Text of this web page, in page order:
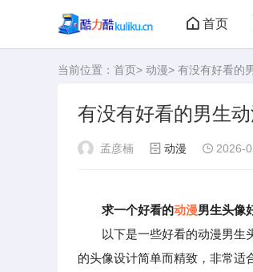
首页
大型游戏
当前位置： 首页> 动漫> 有没有好看的
有没有好看的男生
孟彦楠 动漫 2026-
求一个好看的动漫男生头像
以下是一些好看的动漫男生头
的头像设计简单而精致，非常适